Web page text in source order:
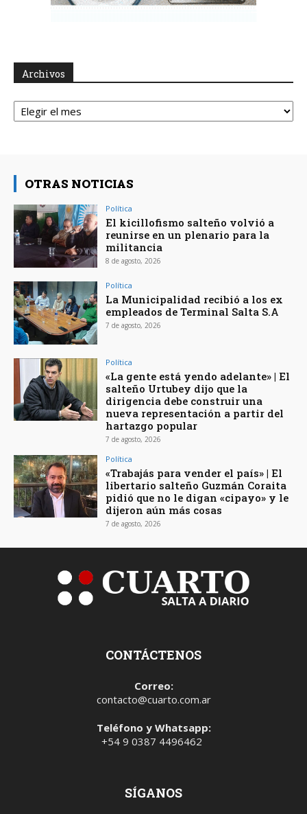
Archivos
Archivos
OTRAS NOTICIAS
Política
El kicillofismo salteño volvió a
reunirse en un plenario para la
militancia
8 de agosto, 2026
Política
La Municipalidad recibió a los ex
empleados de Terminal Salta S.A
7 de agosto, 2026
Política
«La gente está yendo adelante» | El
salteño Urtubey dijo que la
dirigencia debe construir una
nueva representación a partir del
hartazgo popular
7 de agosto, 2026
Política
«Trabajás para vender el país» | El
libertario salteño Guzmán Coraita
pidió que no le digan «cipayo» y le
dijeron aún más cosas
7 de agosto, 2026
CONTÁCTENOS
Correo:
contacto@cuarto.com.ar
Teléfono y Whatsapp:
+54 9 0387 4496462
SÍGANOS